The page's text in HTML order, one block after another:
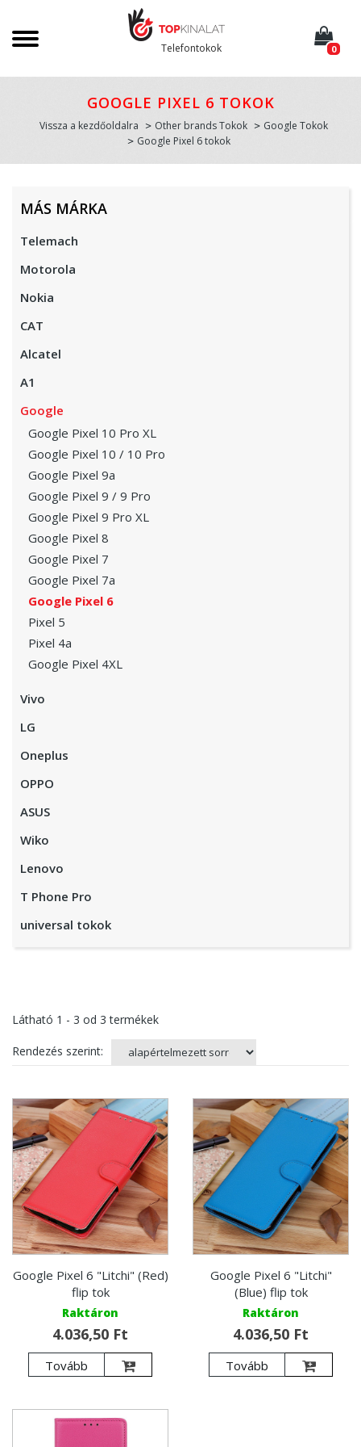
Telefontokok 0
GOOGLE PIXEL 6 TOKOK
Vissza a kezdőoldalra Other brands Tokok
Google Tokok
Google Pixel 6 tokok
MÁS MÁRKA
Telemach
Motorola
Nokia
CAT
Alcatel
A1
Google
Google Pixel 10 Pro XL
Google Pixel 10 / 10 Pro
Google Pixel 9a
Google Pixel 9 / 9 Pro
Google Pixel 9 Pro XL
Google Pixel 8
Google Pixel 7
Google Pixel 7a
Google Pixel 6
Pixel 5
Pixel 4a
Google Pixel 4XL
Vivo
LG
Oneplus
OPPO
ASUS
Wiko
Lenovo
T Phone Pro
universal tokok
Látható 1 - 3 od 3 termékek
Rendezés szerint:
Google Pixel 6 "Litchi" (Red)
flip tok
Raktáron
4.036,50 Ft
Tovább
Google Pixel 6 "Litchi"
(Blue) flip tok
Raktáron
4.036,50 Ft
Tovább